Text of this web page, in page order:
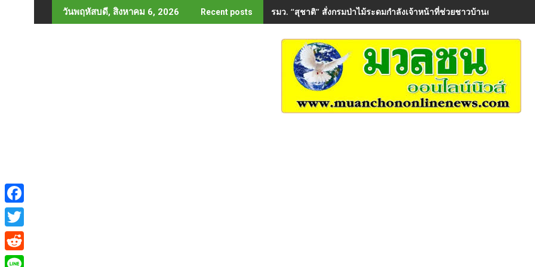
to
วันพฤหัสบดี, สิงหาคม 6, 2026 Recent posts รมว. “สุชาติ” สั่งกรมป่าไม้ระดมกำลังเจ้าหน้าที่ช่วยชาวบ้านดอยหลวง
F
a
c
T
w
R